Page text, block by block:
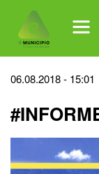
navigation
Back
top
06.08.2018 - 15:01